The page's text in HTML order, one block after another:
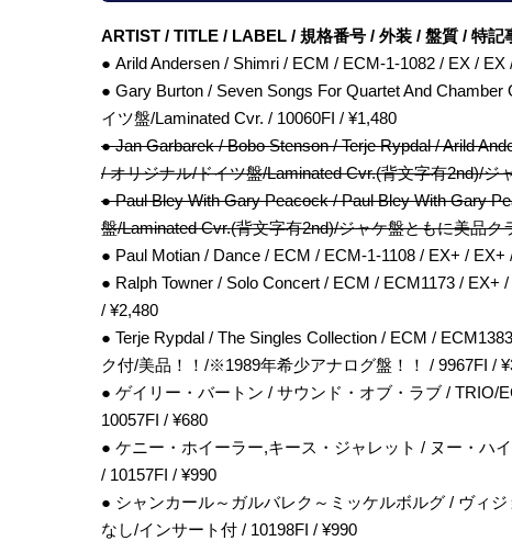
ARTIST / TITLE / LABEL / 規格番号 / 外装 / 盤質 / 特記
● Arild Andersen / Shimri / ECM / ECM-1-1082 / EX /
● Gary Burton / Seven Songs For Quartet And
イツ盤/Laminated Cvr. / 10060FI / ¥1,480
● Jan Garbarek / Bobo Stenson / Terje Rypdal / Arild
/ オリジナル/ドイツ盤/Laminated Cvr.(背文字有2nd)/ジ
● Paul Bley With Gary Peacock / Paul Bley With Gary
盤/Laminated Cvr.(背文字有2nd)/ジャケ盤ともに美品ク
● Paul Motian / Dance / ECM / ECM-1-1108 / EX+ /
● Ralph Towner / Solo Concert / ECM / ECM1173 /
/ ¥2,480
● Terje Rypdal / The Singles Collection / ECM /
ク付/美品！！/※1989年希少アナログ盤！！ / 9967FI /
● ゲイリー・バートン / サウンド・オブ・ラブ / TRIO/
10057FI / ¥680
● ケニー・ホイーラー,キース・ジャレット / ヌー・ハ
/ 10157FI / ¥990
● シャンカール～ガルバレク～ミッケルボルグ / ヴィ
なし/インサート付 / 10198FI / ¥990